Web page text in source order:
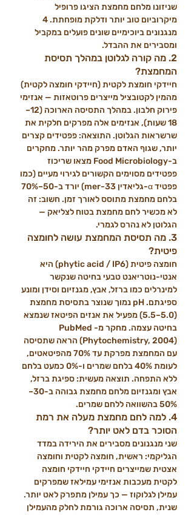
שניזונו מלחם מחמצת הציגו פרופיל
מנגנונים ביוכימיים שונים פועלים במקביל
ומסבירים את ההבדל.
2. מה קורה לגלוטן במהלך תסיסת
המחמצת?
חיידקי חומצת לקטית (חיידקי חומצה לקטית)
מהמין לקטובציל מייצרים פרוטאזות — אנזימי
פירוק חלבון. במהלך התסיסה הארוכה (12–
18 שעות), אנזימים אלה מפרקים חלקית את
שרשראות הגלוטן. התוצאה: פפטידים קצרים
יותר, שגוף האדם מפרק מהר יותר. מחקרים
ב-Food Microbiology מצאו שריכוז
פפטידים מסוימים הקשורים לגירוי מעיים (כמו
בלחם מחמצת מתוסס לאורך זמן. חשוב: זה
לא מכשיר לחם מחמצת בטוח לצליאק —
הגלוטן לא נהרס לגמרי.
3. מה תסיסת המחמצת עושה לחומצה
פיטית?
חומצה פיטית (phytic acid / IP6) היא
אנטי-נוטריאנט טבעי בחיטה שנקשר
למינרלים כמו ברזל, אבץ, מגנזיום וסידן ומונע
ספיגתם. pH נמוך שנוצר בתסיסת מחמצת
(5.0–5.5) מפעיל את אנזים הפיטאז שנמצא
בחיטה עצמה. מחקר מ-PubMed
(Phytochemistry, 2004) הראה שתסיסה
עם המחמצת מפרקת עד 70% מהפיטאטים,
לעומת 40% בלחם שמרים ו-0% כמעט בלחם
ללא התפחה. תוצאה מעשית: ספיגת ברזל,
אבץ ומגנזיום מלחם מחמצת גבוהה ב-30–
50% בהשוואה ללחם שמרים.
4. למה לחם מחמצת מעלה את רמת
הסוכר בדם לאט יותר?
שני מנגנונים מסבירים את הירידה במדד
הגליקמי: ראשית, חומצה לקטית וחומצה
אצטית שמייצרים חיידקי חיידקי חומצה
לקטית מעכבות אנזימי עמילאז שמפרקים
עמילן לגלוקוז — כך עמילן מתפרק לאט יותר.
שנית, תסיסה ארוכה גורמת לחלק מהעמילן